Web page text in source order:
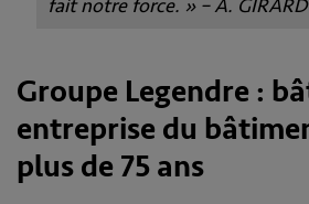
fait notre force. » – A. GIRARD
Groupe Legendre :
entreprise du
plus de 75 ans